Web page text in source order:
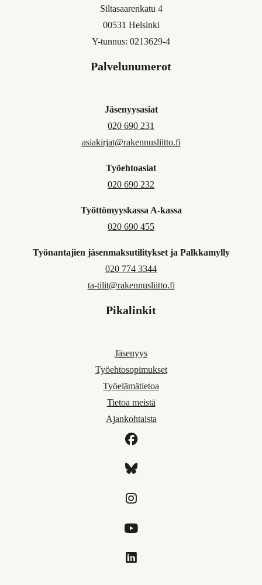
Siltasaarenkatu 4
00531 Helsinki
Y-tunnus: 0213629-4
Palvelunumerot
Jäsenyysasiat
020 690 231
asiakirjat@rakennusliitto.fi
Työehtoasiat
020 690 232
Työttömyyskassa A-kassa
020 690 455
Työnantajien jäsenmaksutilitykset ja Palkkamylly
020 774 3344
ta-tilit@rakennusliitto.fi
Pikalinkit
Jäsenyys
Työehtosopimukset
Työelämätietoa
Tietoa meistä
Ajankohtaista